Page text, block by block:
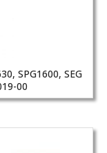
SPG1600, SEG
00